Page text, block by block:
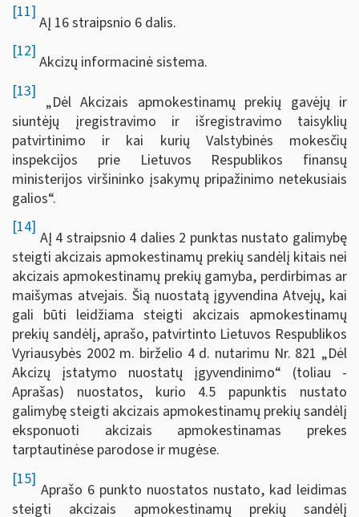
[11]
AĮ 16 straipsnio 6 dalis.
[12]
Akcizų informacinė sistema.
[13]
„Dėl Akcizais apmokestinamų prekių gavėjų ir
siuntėjų įregistravimo ir išregistravimo taisyklių
patvirtinimo ir kai kurių Valstybinės mokesčių
inspekcijos prie Lietuvos Respublikos finansų
ministerijos viršininko įsakymų pripažinimo netekusiais
galios“.
[14]
AĮ 4 straipsnio 4 dalies 2 punktas nustato galimybę
steigti akcizais apmokestinamų prekių sandėlį kitais nei
akcizais apmokestinamų prekių gamyba, perdirbimas ar
maišymas atvejais. Šią nuostatą įgyvendina Atvejų, kai
gali būti leidžiama steigti akcizais apmokestinamų
prekių sandėlį, aprašo, patvirtinto Lietuvos Respublikos
Vyriausybės 2002 m. birželio 4 d. nutarimu Nr. 821 „Dėl
Akcizų įstatymo nuostatų įgyvendinimo“ (toliau -
Aprašas) nuostatos, kurio 4.5 papunktis nustato
galimybę steigti akcizais apmokestinamų prekių sandėlį
eksponuoti akcizais apmokestinamas prekes
tarptautinėse parodose ir mugėse.
[15]
Aprašo 6 punkto nuostatos nustato, kad leidimas
steigti akcizais apmokestinamų prekių sandėlį